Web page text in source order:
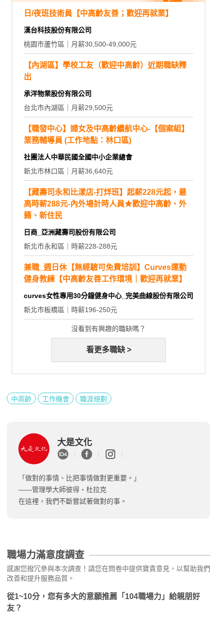
日/夜班技術員【中高齡友善；歡迎再就業】
漢台科技股份有限公司
桃園市蘆竹區｜月薪30,500-49,000元
【內湖區】學校工友（歡迎中高齡）近期職缺釋
出
承洋物業股份有限公司
台北市內湖區｜月薪29,500元
【職發中心】婦女及中高齡續航中心-【個案組】
業務輔導員 (工作地點：林口區)
社團法人中華民國全國中小企業總會
新北市林口區｜月薪36,640元
【藏壽司永和比漾店-打烊班】起薪228元起，最
高時薪288元-內外場計時人員★歡迎中高齡、外
籍、新住民
日商_亞洲藏壽司股份有限公司
新北市永和區｜時薪228-288元
兼職_週日休【無經驗可免費培訓】Curves運動
健身教練【中高齡友善工作環境｜歡迎再就業】
curves女性專用30分鐘健身中心_完美曲線股份有限公司
新北市板橋區｜時薪196-250元
沒看到有興趣的職缺嗎？
看更多職缺 >
中高齡 工作機會 職涯規劃
大是文化
「做對的事情、比把事情做對更重要。」
——管理學大師彼得‧杜拉克
在這裡，我們不斷嘗試著做對的事。
職場力滿意度調查
感謝您撥冗參與本次調查！請您在問卷中提供寶貴意見，以幫助我們
改善和提升服務品質。
從1~10分，您有多大的意願推薦「104職場力」給親朋好
友？